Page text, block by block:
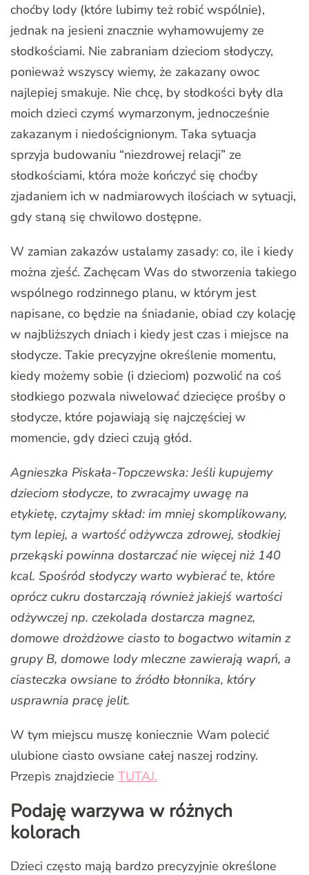
choćby lody (które lubimy też robić wspólnie),
jednak na jesieni znacznie wyhamowujemy ze
słodkościami. Nie zabraniam dzieciom słodyczy,
ponieważ wszyscy wiemy, że zakazany owoc
najlepiej smakuje. Nie chcę, by słodkości były dla
moich dzieci czymś wymarzonym, jednocześnie
zakazanym i niedoścignionym. Taka sytuacja
sprzyja budowaniu “niezdrowej relacji” ze
słodkościami, która może kończyć się choćby
zjadaniem ich w nadmiarowych ilościach w sytuacji,
gdy staną się chwilowo dostępne.
W zamian zakazów ustalamy zasady: co, ile i kiedy
można zjeść. Zachęcam Was do stworzenia takiego
wspólnego rodzinnego planu, w którym jest
napisane, co będzie na śniadanie, obiad czy kolację
w najbliższych dniach i kiedy jest czas i miejsce na
słodycze. Takie precyzyjne określenie momentu,
kiedy możemy sobie (i dzieciom) pozwolić na coś
słodkiego pozwala niwelować dziecięce prośby o
słodycze, które pojawiają się najczęściej w
momencie, gdy dzieci czują głód.
Agnieszka Piskała-Topczewska: Jeśli kupujemy
dzieciom słodycze, to zwracajmy uwagę na
etykietę, czytajmy skład: im mniej skomplikowany,
tym lepiej, a wartość odżywcza zdrowej, słodkiej
przekąski powinna dostarczać nie więcej niż 140
kcal. Spośród słodyczy warto wybierać te, które
oprócz cukru dostarczają również jakiejś wartości
odżywczej np. czekolada dostarcza magnez,
domowe drożdżowe ciasto to bogactwo witamin z
grupy B, domowe lody mleczne zawierają wapń, a
ciasteczka owsiane to źródło błonnika, który
usprawnia pracę jelit.
W tym miejscu muszę koniecznie Wam polecić
ulubione ciasto owsiane całej naszej rodziny.
Przepis znajdziecie TUTAJ.
Podaję warzywa w różnych
kolorach
Dzieci często mają bardzo precyzyjnie określone